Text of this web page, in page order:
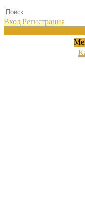
Вход Регистрация